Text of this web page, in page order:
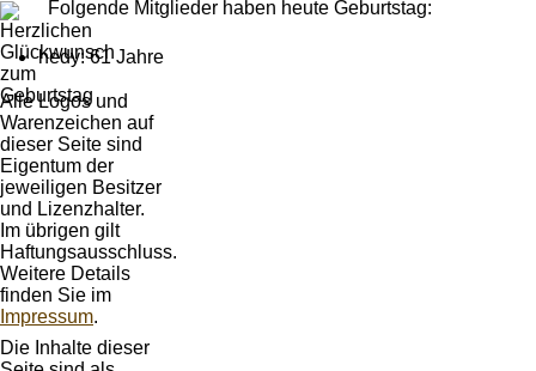
Folgende Mitglieder haben heute Geburtstag:
hedy: 61 Jahre
Alle Logos und
Warenzeichen auf
dieser Seite sind
Eigentum der
jeweiligen Besitzer
und Lizenzhalter.
Im übrigen gilt
Haftungsausschluss.
Weitere Details
finden Sie im
Impressum.
Die Inhalte dieser